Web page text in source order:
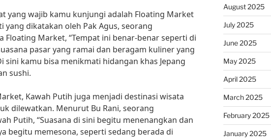
yang wajib kamu kunjungi adalah Floating Market
yang dikatakan oleh Pak Agus, seorang
Floating Market, “Tempat ini benar-benar seperti di
pasar yang ramai dan beragam kuliner yang
sini kamu bisa menikmati hidangan khas Jepang
sushi.
Kawah Putih juga menjadi destinasi wisata
dilewatkan. Menurut Bu Rani, seorang
Putih, “Suasana di sini begitu menenangkan dan
begitu memesona, seperti sedang berada di
August 2025
July 2025
June 2025
May 2025
April 2025
March 2025
February 2025
January 2025